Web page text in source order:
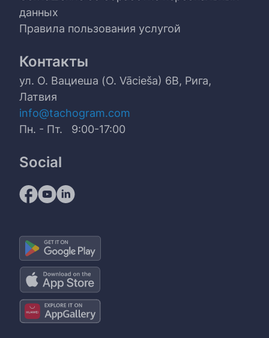
данных
Правила пользования услугой
Контакты
ул. О. Вациеша (O. Vācieša) 6B, Рига,
Латвия
info@tachogram.com
Пн. - Пт. 9:00-17:00
Social